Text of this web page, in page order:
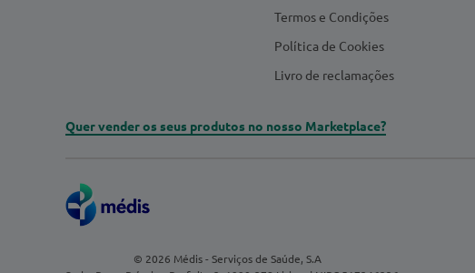
Termos e Condições
Política de Cookies
Livro de reclamações
Quer vender os seus produtos no nosso Marketplace?
© 2026 Médis - Serviços de Saúde, S.A